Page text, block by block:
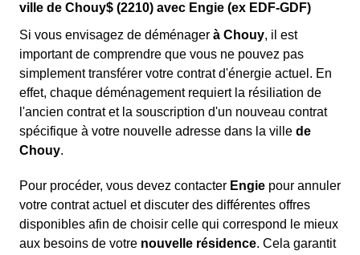
ville de Chouy$ (2210) avec Engie (ex EDF-GDF)
Si vous envisagez de déménager à Chouy, il est
important de comprendre que vous ne pouvez pas
simplement transférer votre contrat d'énergie actuel. En
effet, chaque déménagement requiert la résiliation de
l'ancien contrat et la souscription d'un nouveau contrat
spécifique à votre nouvelle adresse dans la ville de
Chouy.
Pour procéder, vous devez contacter Engie pour annuler
votre contrat actuel et discuter des différentes offres
disponibles afin de choisir celle qui correspond le mieux
aux besoins de votre nouvelle résidence. Cela garantit